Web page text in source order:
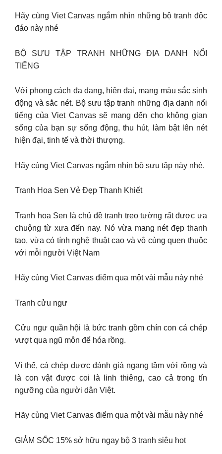
Hãy cùng Viet Canvas ngắm nhìn những bộ tranh độc
đáo này nhé
BỘ SƯU TẬP TRANH NHỮNG ĐỊA DANH NỔI
TIẾNG
Với phong cách đa dạng, hiện đại, mang màu sắc sinh
động và sắc nét. Bộ sưu tập tranh những địa danh nổi
tiếng của Viet Canvas sẽ mang đến cho không gian
sống của bạn sự sống động, thu hút, làm bật lên nét
hiện đại, tinh tế và thời thượng.
Hãy cùng Viet Canvas ngắm nhìn bộ sưu tập này nhé.
Tranh Hoa Sen Vẻ Đẹp Thanh Khiết
Tranh hoa Sen là chủ đề tranh treo tường rất được ưa
chuộng từ xưa đến nay. Nó vừa mang nét đẹp thanh
tao, vừa có tính nghệ thuật cao và vô cùng quen thuộc
với mỗi người Việt Nam
Hãy cùng Viet Canvas điểm qua một vài mẫu này nhé
Tranh cửu ngư
Cửu ngư quần hội là bức tranh gồm chín con cá chép
vượt qua ngũ môn để hóa rồng.
Vì thế, cá chép được đánh giá ngang tầm với rồng và
là con vật được coi là linh thiêng, cao cả trong tín
ngưỡng của người dân Việt.
Hãy cùng Viet Canvas điểm qua một vài mẫu này nhé
GIẢM SỐC 15% sở hữu ngay bộ 3 tranh siêu hot